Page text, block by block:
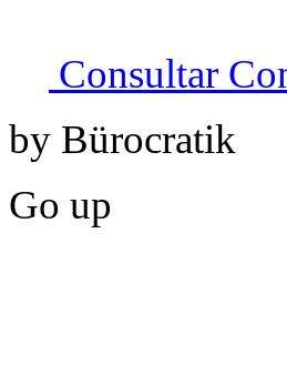
Consultar
by Bürocratik
Go up